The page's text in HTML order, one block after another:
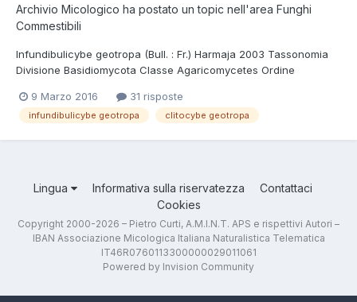
Archivio Micologico ha postato un topic nell'area Funghi
Commestibili
Infundibulicybe geotropa (Bull. : Fr.) Harmaja 2003 Tassonomia
Divisione Basidiomycota Classe Agaricomycetes Ordine
San Martino, Cimballo. Sinonimi Clitocybe geotropa (Bull. : Fr.)
Quél. 1872 Etimologia Da...
9 Marzo 2016 31 risposte
infundibulicybe geotropa clitocybe geotropa
Lingua Informativa sulla riservatezza
Contattaci
Cookies
Copyright 2000-2026 – Pietro Curti, A.M.I.N.T. APS e rispettivi Autori –
IBAN Associazione Micologica Italiana Naturalistica Telematica
IT46R0760113300000029011061
Powered by Invision Community